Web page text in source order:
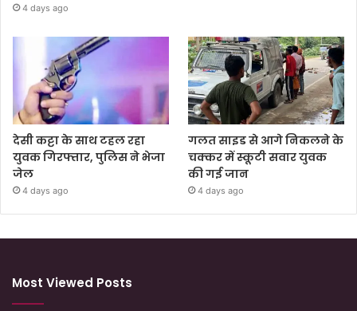
4 days ago
देसी कट्टा के साथ टहल रहा
युवक गिरफ्तार, पुलिस ने भेजा
जेल
4 days ago
गलत साइड से आगे निकलने के
चक्कर में स्कूटी सवार युवक
की गई जान
4 days ago
Most Viewed Posts